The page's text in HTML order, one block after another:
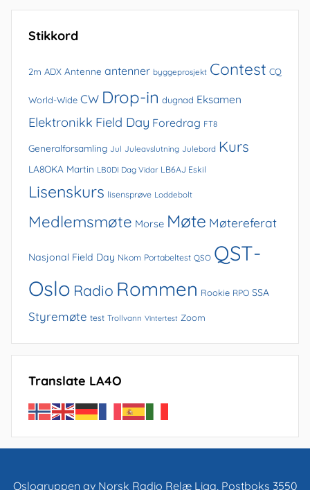
arkivet
Stikkord
2m ADX Antenne antenner byggeprosjekt Contest CQ
World-Wide CW Drop-in dugnad Eksamen
Elektronikk Field Day Foredrag FT8
Generalforsamling Jul Juleavslutning Julebord Kurs
LA8OKA Martin LB0DI Dag Vidar LB6AJ Eskil
Lisenskurs lisensprøve Loddebolt
Medlemsmøte Morse Møte Møtereferat
Nasjonal Field Day Nkom Portabeltest QSO QST-
Oslo Radio Rommen Rookie RPO SSA
Styremøte test Trollvann Vintertest Zoom
Translate LA4O
Oslogruppen av Norsk Radio Relæ Liga, Postboks 3550